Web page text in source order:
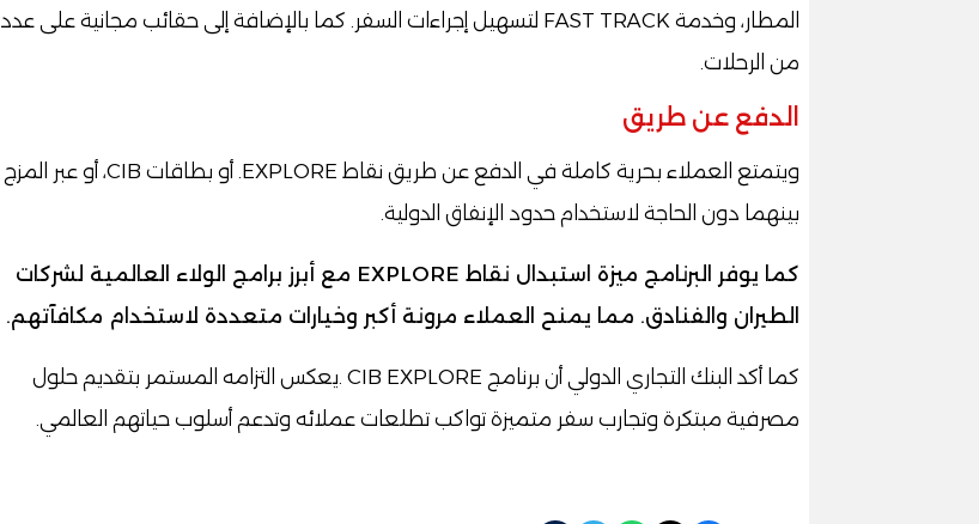
المطار، وخدمة FAST TRACK لتسهيل إجراءات السفر. كما بالإضافة إلى حقائب مجانية على عدد
من الرحلات.
الدفع عن طريق
ويتمتع العملاء بحرية كاملة في الدفع عن طريق نقاط EXPLORE. أو بطاقات CIB، أو عبر المزج
بينهما دون الحاجة لاستخدام حدود الإنفاق الدولية.
كما يوفر البرنامج ميزة استبدال نقاط EXPLORE مع أبرز برامج الولاء العالمية لشركات
الطيران والفنادق. مما يمنح العملاء مرونة أكبر وخيارات متعددة لاستخدام مكافآتهم.
كما أكد البنك التجاري الدولي أن برنامج CIB EXPLORE .يعكس التزامه المستمر بتقديم حلول
مصرفية مبتكرة وتجارب سفر متميزة تواكب تطلعات عملائه وتدعم أسلوب حياتهم العالمي.